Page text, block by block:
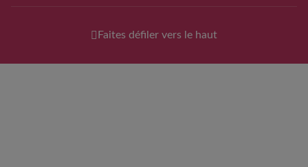
Faites défiler vers le haut